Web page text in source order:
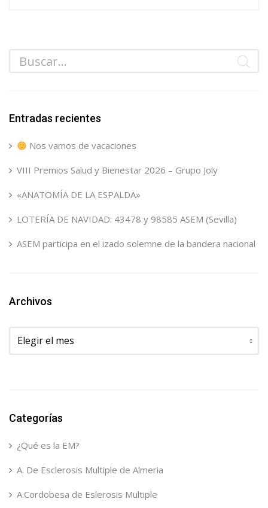
Entradas recientes
Nos vamos de vacaciones
VIII Premios Salud y Bienestar 2026 – Grupo Joly
«ANATOMÍA DE LA ESPALDA»
LOTERÍA DE NAVIDAD: 43478 y 98585 ASEM (Sevilla)
ASEM participa en el izado solemne de la bandera nacional
Archivos
Archivos
Categorías
¿Qué es la EM?
A. De Esclerosis Multiple de Almeria
A.Cordobesa de Eslerosis Multiple